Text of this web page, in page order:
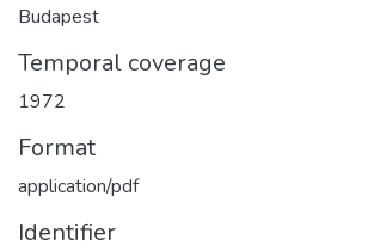
Budapest
Temporal coverage
1972
Format
application/pdf
Identifier